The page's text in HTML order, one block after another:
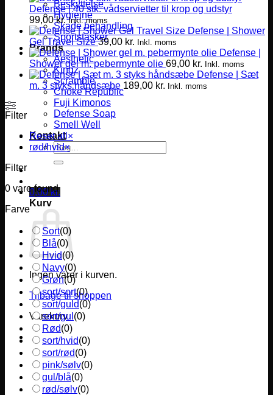
Beskyttelse
Hygiejne
Skade behandling
Sportstasker
Brands
Aesthetic
Kingz
Scramble
Choke Republic
Fuji Kimonos
Defense Soap
Smell Well
Kontakt
Søg
efter:
0,00 kr.
Kurv
Ingen varer i kurven.
Tilbage til shoppen
Varekurv
Defense | 40 stk. vådservietter til krop og udstyr
99,00kr. Inkl. moms
Defense | Shower
Gel Travel Size 39,00 kr. Inkl. moms
Defense |
Shower gel m. pebermynte olie 69,00 kr. Inkl. moms
Defense | Sæt
m. 3 styks håndsæbe 189,00 kr. Inkl. moms
Filter
Reset all ×
rød/hvid×
Filter
0 vare found
Farve
Sort(0)
Blå(0)
Hvid(0)
Navy(0)
Grøn(0)
sort/sort(0)
sort/guld(0)
sort/gul (0)
Rød(0)
sort/hvid(0)
sort/rød(0)
pink/sølv(0)
gul/blå(0)
rød/sølv(0)